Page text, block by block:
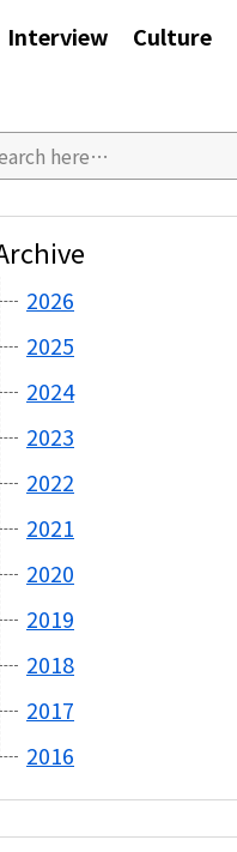
Interview Culture
2026
2025
2024
2023
2022
2021
2020
2019
2018
2017
2016